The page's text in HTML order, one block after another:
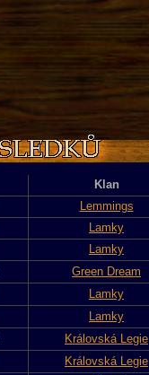
Klan
Lemmings
Lamky
Lamky
Green Dream
Lamky
Lamky
Královská Legie
Královská Legie